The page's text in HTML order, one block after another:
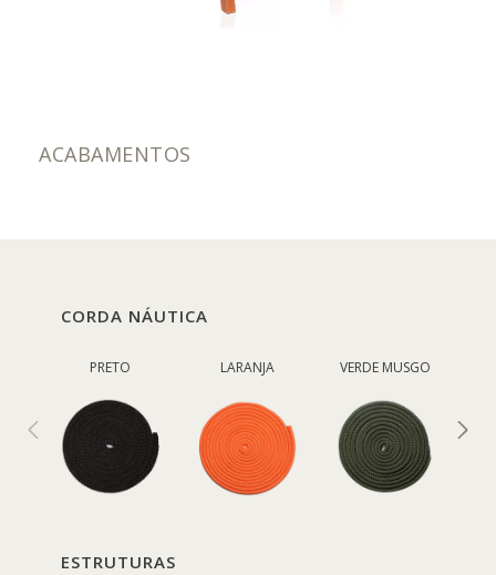
ACABAMENTOS
CORDA NÁUTICA
PRETO LARANJA VERDE MUSGO
ESTRUTURAS